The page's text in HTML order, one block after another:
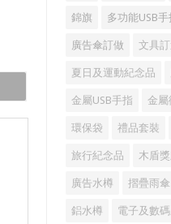
錦旗 多功能USB手
廣告傘訂做 文具
夏日及運動紀念品
金屬USB手指 金屬
環保袋 禮品套裝
旅行紀念品 木盾
廣告水樽 摺疊雨傘
鋁水樽 電子及數